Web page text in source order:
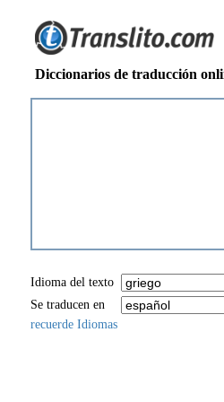
Diccionarios de traducción
Idioma del texto
Se traducen en
recuerde Idiomas